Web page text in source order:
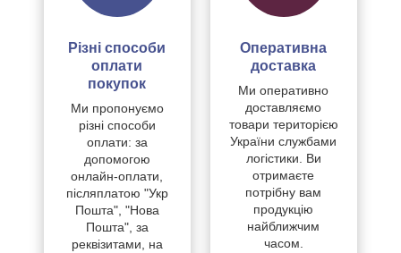
Різні способи
оплати
покупок
Ми пропонуємо
різні способи
оплати: за
допомогою
онлайн-оплати,
післяплатою "Укр
Пошта", "Нова
Пошта", за
реквізитами, на
Оперативна
доставка
Ми оперативно
доставляємо
товари територією
України службами
логістики. Ви
отримаєте
потрібну вам
продукцію
найближчим
часом.